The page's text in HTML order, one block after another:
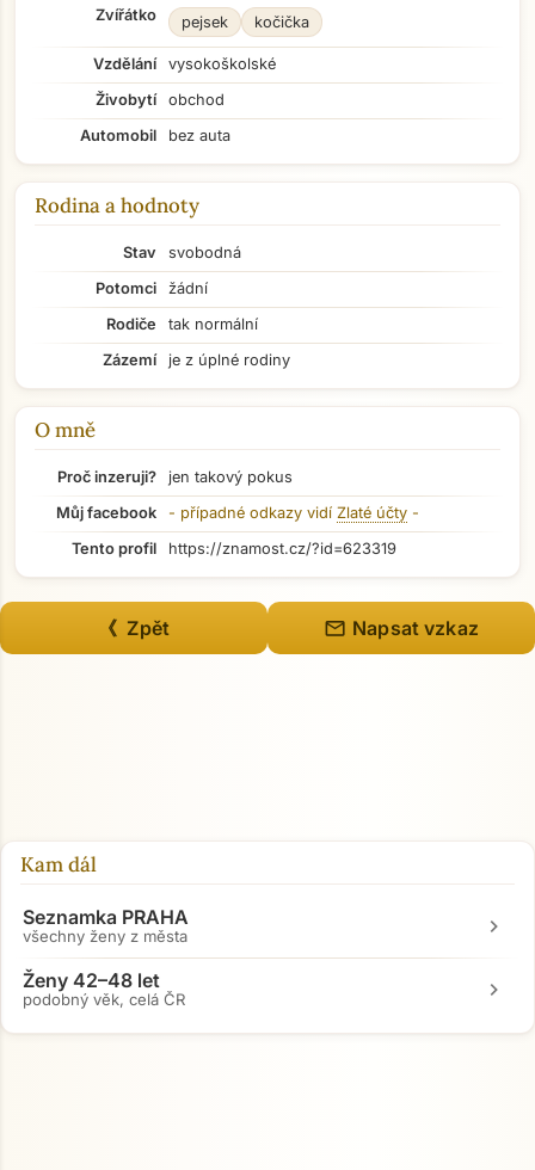
Přejít na hlavní obsah
Zvířátko
pejsek kočička
Vzdělání
vysokoškolské
Živobytí
obchod
Automobil
bez auta
Rodina a hodnoty
Stav
svobodná
Potomci
žádní
Rodiče
tak normální
Zázemí
je z úplné rodiny
O mně
Proč inzeruji?
jen takový pokus
Můj facebook
- případné odkazy vidí Zlaté účty -
Tento profil
https://znamost.cz/?id=623319
《 Zpět mail Napsat vzkaz
Kam dál
Seznamka PRAHA
všechny ženy z města chevron_right
Ženy 42–48 let
podobný věk, celá ČR chevron_right